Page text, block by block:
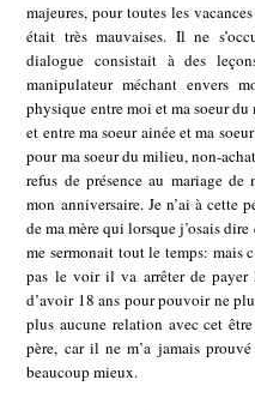
majeures, pour toutes les
était très mauvaises. Il ne
dialogue consistait à des
manipulateur méchant envers
physique entre moi et ma soeur
et entre ma soeur ainée et ma
pour ma soeur du milieu, non-
refus de présence au mariage
mon anniversaire. Je n’ai à cette
de ma mère qui lorsque j’osais
me sermonait tout le temps: mais
pas le voir il va arrêter de
d’avoir 18 ans pour pouvoir ne
plus aucune relation avec cet
père, car il ne m’a jamais
beaucoup mieux.